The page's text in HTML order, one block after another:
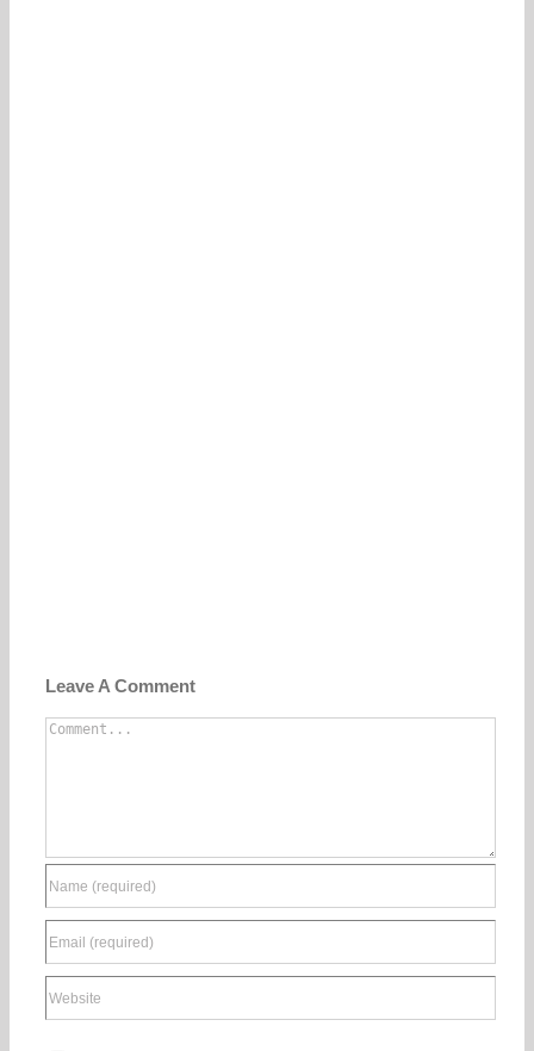
Leave A Comment
Comment